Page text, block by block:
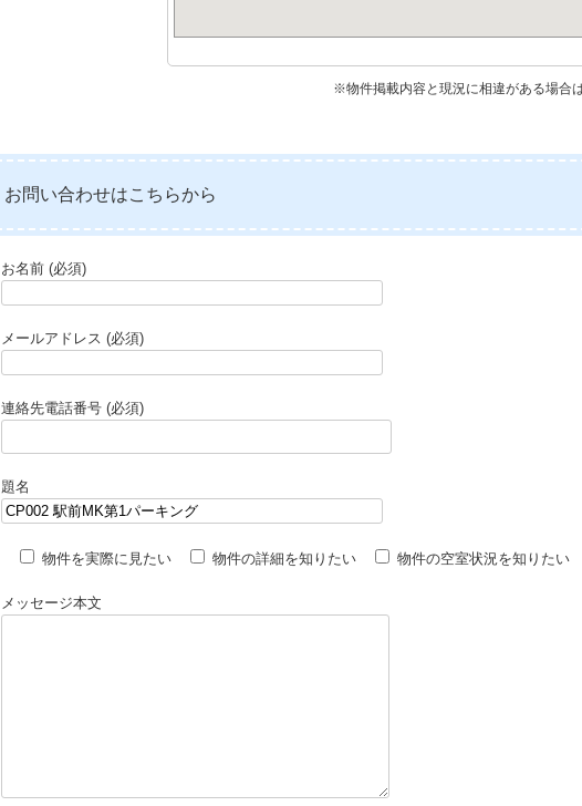
※物件掲載内容と現況に相違がある場合
お問い合わせはこちらから
お名前 (必須)
メールアドレス (必須)
連絡先電話番号 (必須)
題名
物件を実際に見たい 物件の詳細を知りたい 物件の空室状況を知りたい
メッセージ本文